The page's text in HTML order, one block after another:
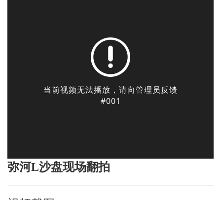
弥河L沙盘现场翻拍